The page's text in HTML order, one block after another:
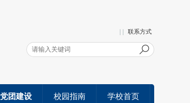
联系方式
党团建设 校园指南 学校首页